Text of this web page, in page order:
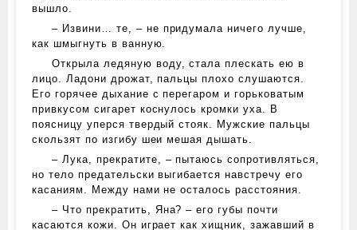
вышло.
– Извини… те, – не придумала ничего лучше,
как шмыгнуть в ванную.
Открыла ледяную воду, стала плескать ею в
лицо. Ладони дрожат, пальцы плохо слушаются.
Его горячее дыхание с перегаром и горьковатым
привкусом сигарет коснулось кромки уха. В
поясницу уперся твердый стояк. Мужские пальцы
скользят по изгибу шеи мешая дышать.
– Лука, прекратите, – пытаюсь сопротивляться,
но тело предательски выгибается навстречу его
касаниям. Между нами не осталось расстояния.
– Что прекратить, Яна? – его губы почти
касаются кожи. Он играет как хищник, зажавший в